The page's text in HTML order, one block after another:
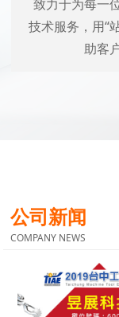
致力于为每一
技术服务，用“
助客
公司新闻
COMPANY NEWS